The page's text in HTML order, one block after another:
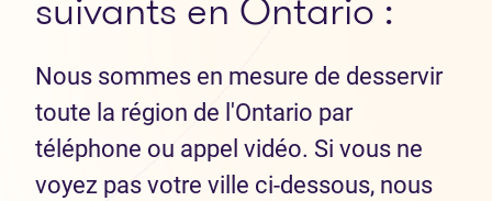
Nous sommes en mesure de desservir
toute la région de l'Ontario par
téléphone ou appel vidéo. Si vous ne
voyez pas votre ville ci-dessous, nous